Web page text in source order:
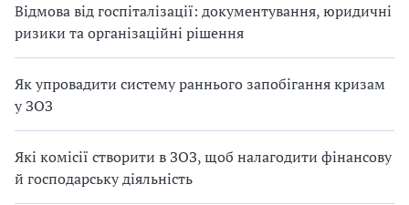
Відмова від госпіталізації: документування, юридичні
ризики та організаційні рішення
Як упровадити систему раннього запобігання кризам
у ЗОЗ
Які комісії створити в ЗОЗ, щоб налагодити фінансову
й господарську діяльність